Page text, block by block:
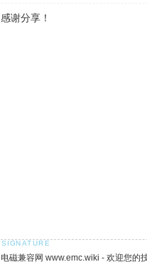
感谢分享！
电磁兼容网 www.emc.wiki - 欢迎您的